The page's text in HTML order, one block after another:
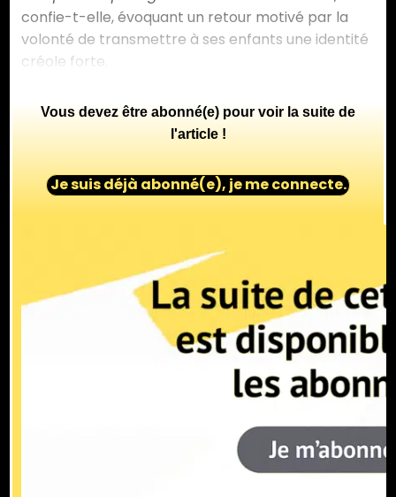
confie-t-elle, évoquant un retour motivé par la
volonté de transmettre à ses enfants une identité
créole forte.
Vous devez être abonné(e) pour voir la suite de
l'article !
Je suis déjà abonné(e), je me connecte.